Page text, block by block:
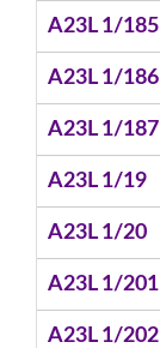
A23L 1/185
A23L 1/186
A23L 1/187
A23L 1/19
A23L 1/20
A23L 1/201
A23L 1/202